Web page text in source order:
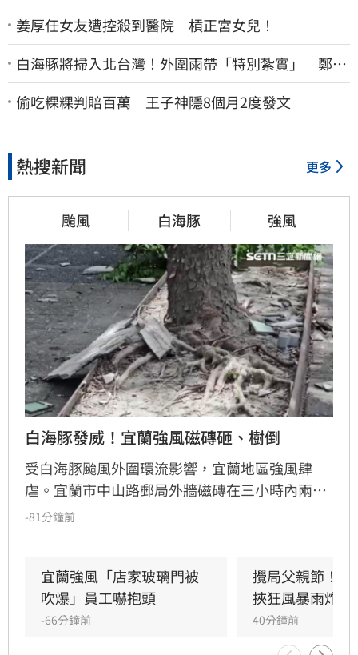
姜厚任女友遭控殺到醫院 槓正宮女兒！
白海豚將掃入北台灣！外圍雨帶「特別紮實」 鄭明
典警告別出門
偷吃粿粿判賠百萬 王子神隱8個月2度發文
熱搜新聞 更多
颱風 白海豚 強風
白海豚發威！宜蘭強風磁磚砸、樹倒
受白海豚颱風外圍環流影響，宜蘭地區強風肆
虐。宜蘭市中山路郵局外牆磁磚在三小時內兩度
剝落，武營街亦發生磁磚砸地險象，所幸無人傷
全面停駛。
-81分鐘前
宜蘭強風「店家玻璃門被
吹爆」員工嚇抱頭
-66分鐘前
攪局父親節！
挾狂風暴雨炸雙
40分鐘前